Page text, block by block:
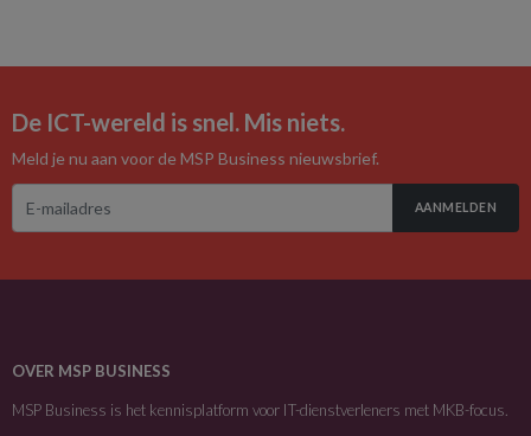
De ICT-wereld is snel. Mis niets.
Meld je nu aan voor de MSP Business nieuwsbrief.
AANMELDEN
OVER MSP BUSINESS
MSP Business is het kennisplatform voor IT-dienstverleners met MKB-focus.